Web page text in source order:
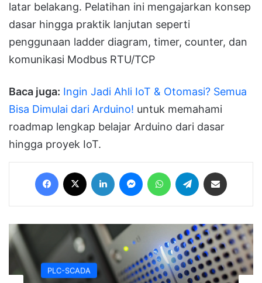
latar belakang. Pelatihan ini mengajarkan konsep
dasar hingga praktik lanjutan seperti
penggunaan ladder diagram, timer, counter, dan
komunikasi Modbus RTU/TCP
Baca juga: Ingin Jadi Ahli IoT & Otomasi? Semua
Bisa Dimulai dari Arduino! untuk memahami
roadmap lengkap belajar Arduino dari dasar
hingga proyek IoT.
Facebook LinkedIn MessengerWhatsAppTelegram
PLC-SCADA